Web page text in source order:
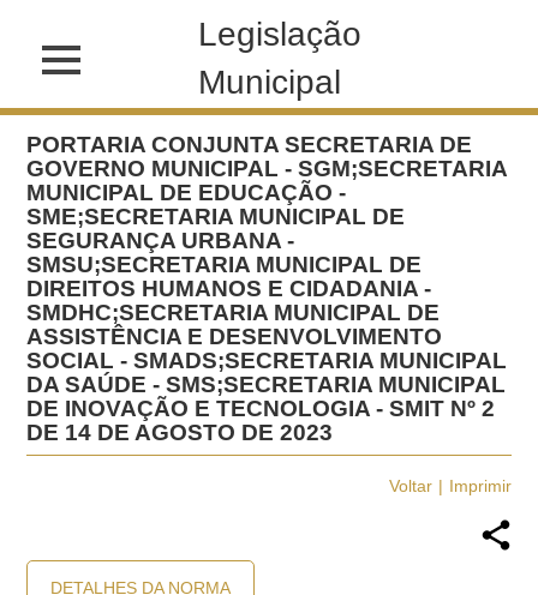
Legislação
Municipal
PORTARIA CONJUNTA SECRETARIA DE
GOVERNO MUNICIPAL - SGM;SECRETARIA
MUNICIPAL DE EDUCAÇÃO -
SME;SECRETARIA MUNICIPAL DE
SEGURANÇA URBANA -
SMSU;SECRETARIA MUNICIPAL DE
DIREITOS HUMANOS E CIDADANIA -
SMDHC;SECRETARIA MUNICIPAL DE
ASSISTÊNCIA E DESENVOLVIMENTO
SOCIAL - SMADS;SECRETARIA MUNICIPAL
DA SAÚDE - SMS;SECRETARIA MUNICIPAL
DE INOVAÇÃO E TECNOLOGIA - SMIT Nº 2
DE 14 DE AGOSTO DE 2023
Voltar Imprimir
DETALHES DA NORMA